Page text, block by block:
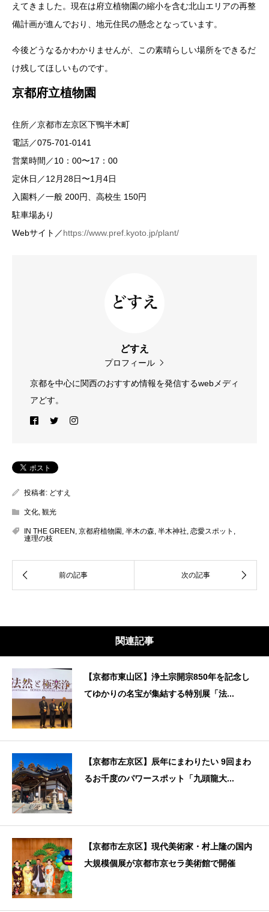
えてきました。現在は府立植物園の縮小を含む北山エリアの再整
備計画が進んでおり、地元住民の懸念となっています。
今後どうなるかわかりませんが、この素晴らしい場所をできるだ
け残してほしいものです。
京都府立植物園
住所／京都市左京区下鴨半木町
電話／075-701-0141
営業時間／10：00〜17：00
定休日／12月28日〜1月4日
入園料／一般 200円、高校生 150円
駐車場あり
Webサイト／https://www.pref.kyoto.jp/plant/
どすえ
プロフィール
京都を中心に関西のおすすめ情報を発信するwebメディ
アどす。
投稿者: どすえ
文化 観光
IN THE GREEN 京都府植物園 半木の森 半木神社 恋愛スポット
連理の枝
関連記事
【京都市東山区】浄土宗開宗850年を記念し
てゆかりの名宝が集結する特別展「法...
【京都市左京区】辰年にまわりたい 9回まわ
るお千度のパワースポット「九頭龍大...
【京都市左京区】現代美術家・村上隆の国内
大規模個展が京都市京セラ美術館で開催